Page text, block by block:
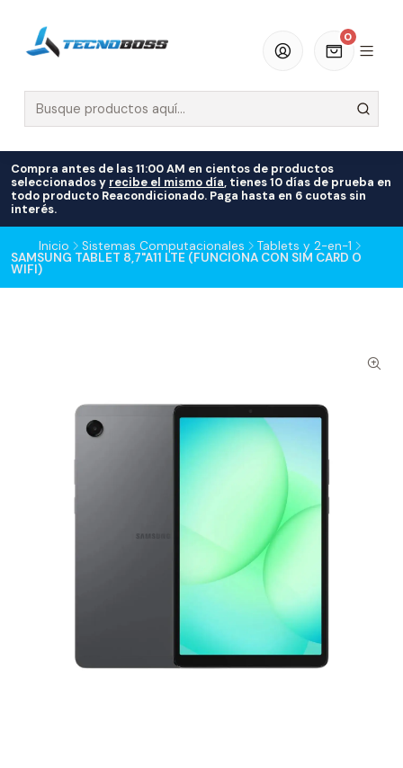
0
Compra antes de las 11:00 AM en cientos de productos
seleccionados y recibe el mismo día, tienes 10 días de prueba en
todo producto Reacondicionado. Paga hasta en 6 cuotas sin
interés.
Inicio Sistemas Computacionales Tablets y 2-en-1
SAMSUNG TABLET 8,7"A11 LTE (FUNCIONA CON SIM CARD O
WIFI)